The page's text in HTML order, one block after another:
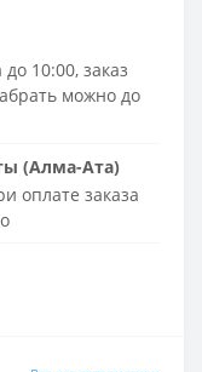
10:00, заказ
можно до
(Алма-Ата)
оплате заказа